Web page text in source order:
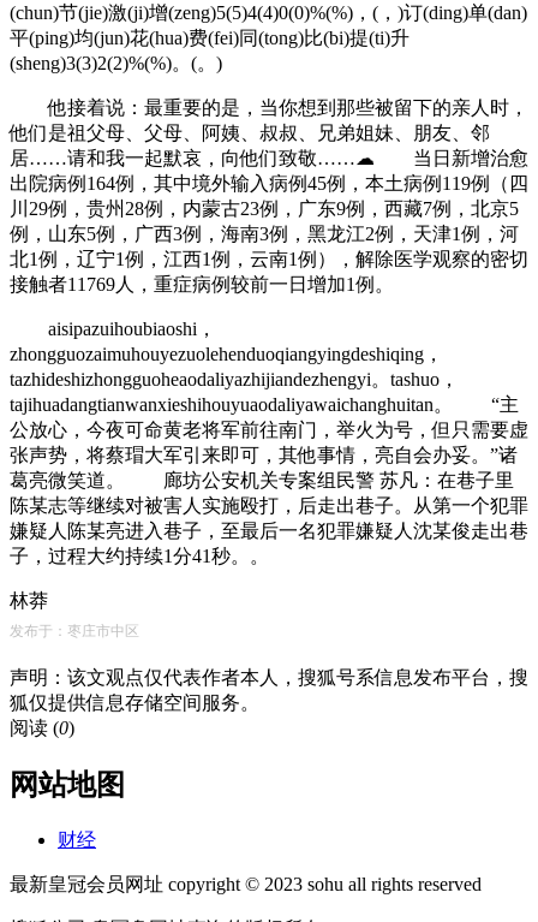
(chun)节(jie)激(ji)增(zeng)5(5)4(4)0(0)%(%)，(，)订(ding)单(dan)
平(ping)均(jun)花(hua)费(fei)同(tong)比(bi)提(ti)升
(sheng)3(3)2(2)%(%)。(。)
他接着说：最重要的是，当你想到那些被留下的亲人时，
他们是祖父母、父母、阿姨、叔叔、兄弟姐妹、朋友、邻
居……请和我一起默哀，向他们致敬……☁ 当日新增治愈
出院病例164例，其中境外输入病例45例，本土病例119例（四
川29例，贵州28例，内蒙古23例，广东9例，西藏7例，北京5
例，山东5例，广西3例，海南3例，黑龙江2例，天津1例，河
北1例，辽宁1例，江西1例，云南1例），解除医学观察的密切
接触者11769人，重症病例较前一日增加1例。
aisipazuihoubiaoshi，
zhongguozaimuhouyezuolehenduoqiangyingdeshiqing，
tazhideshizhongguoheaodaliyazhijiandezhengyi。tashuo，
tajihuadangtianwanxieshihouyuaodaliyawaichanghuitan。 “主
公放心，今夜可命黄老将军前往南门，举火为号，但只需要虚
张声势，将蔡瑁大军引来即可，其他事情，亮自会办妥。”诸
葛亮微笑道。 廊坊公安机关专案组民警 苏凡：在巷子里
陈某志等继续对被害人实施殴打，后走出巷子。从第一个犯罪
嫌疑人陈某亮进入巷子，至最后一名犯罪嫌疑人沈某俊走出巷
子，过程大约持续1分41秒。。
林莽
发布于：枣庄市中区
声明：该文观点仅代表作者本人，搜狐号系信息发布平台，搜
狐仅提供信息存储空间服务。
阅读 (0)
网站地图
财经
最新皇冠会员网址 copyright © 2023 sohu all rights reserved